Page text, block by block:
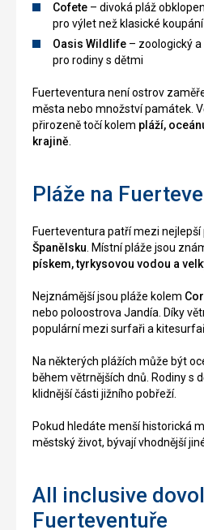
Cofete – divoká pláž
pro výlet než klasické koupání
Oasis Wildlife – zoologický
pro rodiny s dětmi
Fuerteventura není ostrov
města nebo množství památek.
přirozeně točí kolem pláží,
krajině
Pláže na
Fuerteventura patří mezi
Španělsku . Místní pláže jsou
pískem, tyrkysovou vodou a
Nejznámější jsou pláže kolem
nebo poloostrova Jandía. Díky
populární mezi surfaři a
Na některých plážích může být
během větrnějších dnů. Rodiny s
klidnější části jižního pobřeží.
Pokud hledáte menší historická
městský život, bývají vhodnější
All inclusive
Fuerteventuře